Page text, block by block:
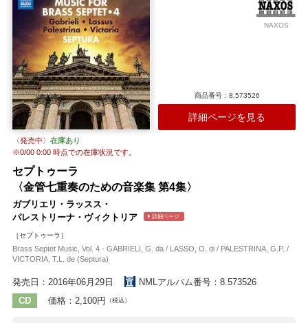
ムと知られるエリート・レコーディングスのジョアナ・ニクレンツと
マルク・オボールが手がけました。MMG（Moss Music Group）原
盤。
収録作曲家：
ヴァレンタイン
ウィルビー A.ガブリエリ
ビーバー
フレスコバルディ ホワイト
NAXOS
商品番号：8.573526
詳細ページを見る
〈発売中〉 在庫あり
※0/00 0:00時点での在庫状況です。
セプトゥーラ
〈金管七重奏のための音楽集 第4集〉
ガブリエリ・ラッスス・
パレストリーナ・ヴィクトリア
詳細ページ
［セプトゥーラ］
Brass Septet Music, Vol. 4 - GABRIELI, G. da / LASSO, O. di / PALESTRINA, G.P. /
VICTORIA, T.L. de (Septura)
発売日：2016年06月29日
NMLアルバム番号：8.573526
CD
価格：2,100円 （税込）